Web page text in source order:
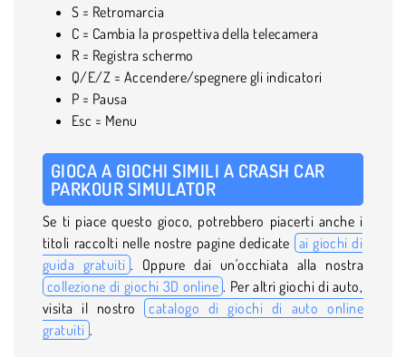
S = Retromarcia
C = Cambia la prospettiva della telecamera
R = Registra schermo
Q/E/Z = Accendere/spegnere gli indicatori
P = Pausa
Esc = Menu
GIOCA A GIOCHI SIMILI A CRASH CAR
PARKOUR SIMULATOR
Se ti piace questo gioco, potrebbero piacerti anche i
titoli raccolti nelle nostre pagine dedicate ai giochi di
guida gratuiti . Oppure dai un'occhiata alla nostra
collezione di giochi 3D online . Per altri giochi di auto,
visita il nostro catalogo di giochi di auto online
gratuiti .